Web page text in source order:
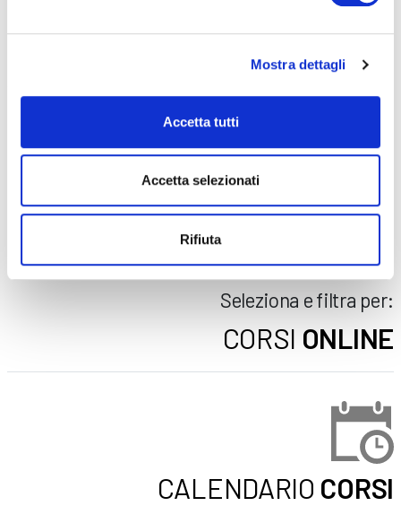
Mostra dettagli
Accetta tutti
Accetta selezionati
Rifiuta
FORMAZIONEE CORSI
Seleziona e filtra per:
ADULTI
DOPO LA TERZA MEDIA
Seleziona e filtra per:
CORSI ONLINE
CALENDARIO CORSI